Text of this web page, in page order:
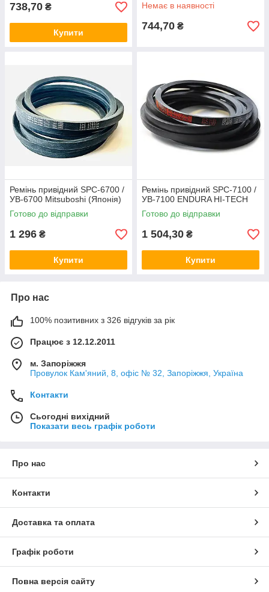
738,70 ₴
Купити
Немає в наявності
744,70 ₴
Ремінь привідний SPC-6700 /
УВ-6700 Mitsuboshi (Японія)
Готово до відправки
1 296 ₴
Купити
Ремінь привідний SPC-7100 /
УВ-7100 ENDURA HI-TECH
Готово до відправки
1 504,30 ₴
Купити
Про нас
100% позитивних з 326 відгуків за рік
Працює з 12.12.2011
м. Запоріжжя
Провулок Кам'яний, 8, офіс № 32, Запоріжжя, Україна
Контакти
Сьогодні вихідний
Показати весь графік роботи
Про нас
Контакти
Доставка та оплата
Графік роботи
Повна версія сайту